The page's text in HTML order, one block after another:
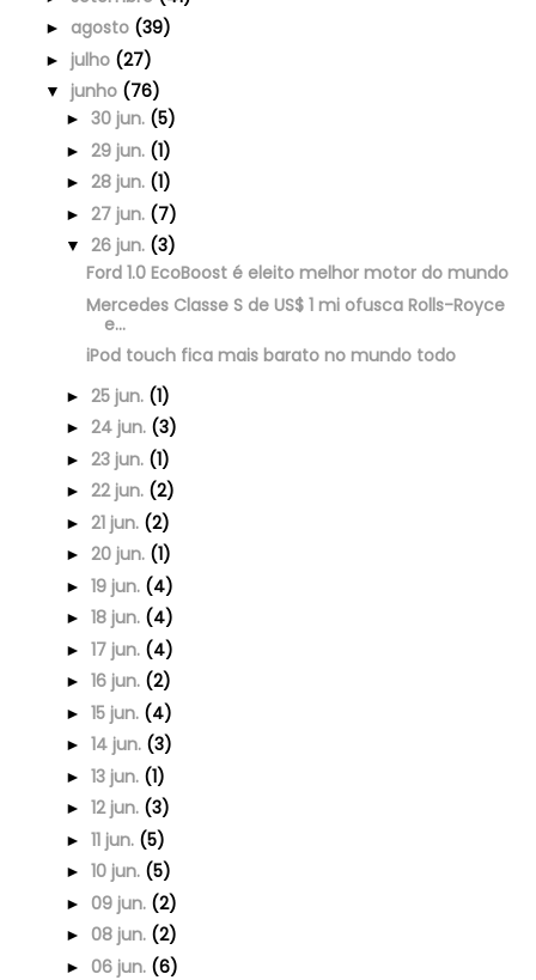
► agosto (39)
► julho (27)
▼ junho (76)
► 30 jun. (5)
► 29 jun. (1)
► 28 jun. (1)
► 27 jun. (7)
▼ 26 jun. (3)
Ford 1.0 EcoBoost é eleito melhor motor do mundo
Mercedes Classe S de US$ 1 mi ofusca Rolls-Royce
e...
iPod touch fica mais barato no mundo todo
► 25 jun. (1)
► 24 jun. (3)
► 23 jun. (1)
► 22 jun. (2)
► 21 jun. (2)
► 20 jun. (1)
► 19 jun. (4)
► 18 jun. (4)
► 17 jun. (4)
► 16 jun. (2)
► 15 jun. (4)
► 14 jun. (3)
► 13 jun. (1)
► 12 jun. (3)
► 11 jun. (5)
► 10 jun. (5)
► 09 jun. (2)
► 08 jun. (2)
► 06 jun. (6)